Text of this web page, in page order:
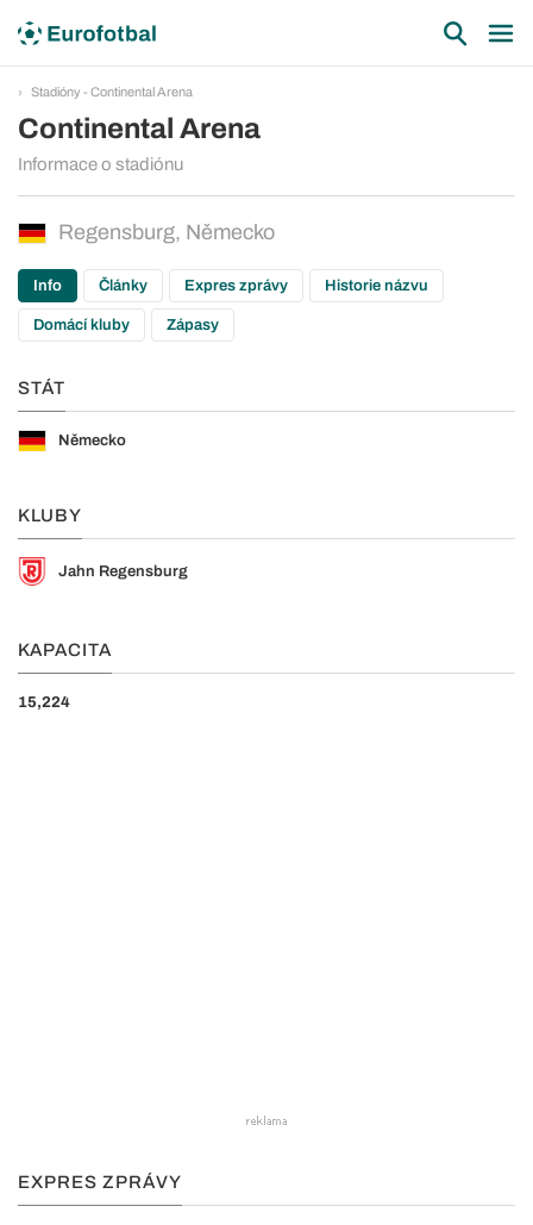
Stadióny - Continental Arena
Continental Arena
Informace o stadiónu
Regensburg, Německo
Info Články Expres zprávy Historie názvu
Domácí kluby Zápasy
STÁT
Německo
KLUBY
Jahn Regensburg
KAPACITA
15,224
EXPRES ZPRÁVY